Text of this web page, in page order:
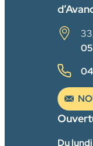
Du